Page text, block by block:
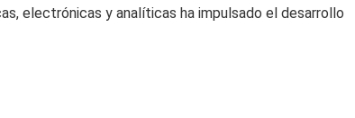
electrónicas y analíticas ha impulsado el desarrollo